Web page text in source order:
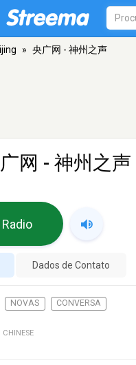
» 央广网 - 神州之声
网 - 神州之声
Dados de Contato
NOVAS CONVERSA
CHINESE